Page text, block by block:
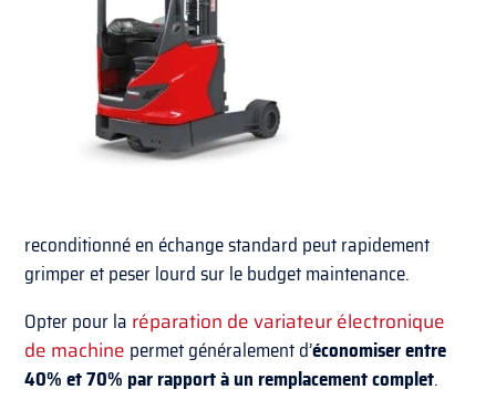
reconditionné en échange standard peut rapidement
grimper et peser lourd sur le budget maintenance.
Opter pour la réparation de variateur électronique
de machine permet généralement d’économiser entre
40% et 70% par rapport à un remplacement complet.